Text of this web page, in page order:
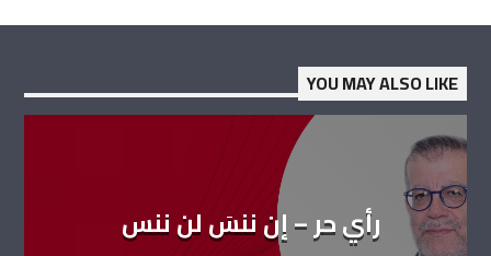
YOU MAY ALSO LIKE
رأي حر – إن ننسَ لن ننس